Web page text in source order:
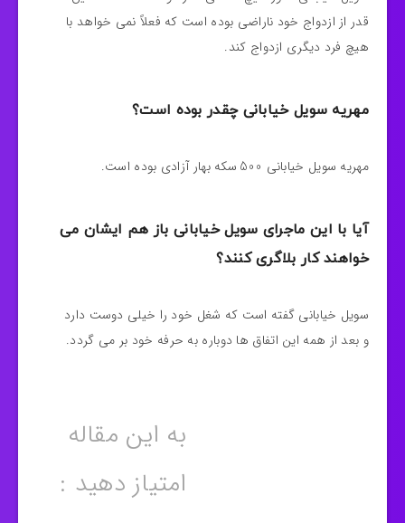
قدر از ازدواج خود ناراضی بوده است که فعلاً نمی خواهد با
هیچ فرد دیگری ازدواج کند.
مهریه سویل خیابانی چقدر بوده است؟
مهریه سویل خیابانی 500 سکه بهار آزادی بوده است.
آیا با این ماجرای سویل خیابانی باز هم ایشان می
خواهند کار بلاگری کنند؟
سویل خیابانی گفته است که شغل خود را خیلی دوست دارد
و بعد از همه این اتفاق ها دوباره به حرفه خود بر می گردد.
به این مقاله
امتیاز دهید :